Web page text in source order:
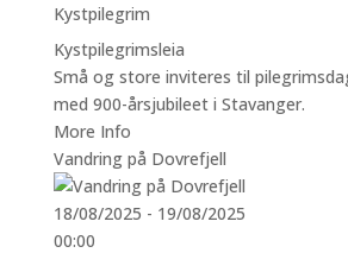
Kystpilegrim
Kystpilegrimsleia
Små og store inviteres til
med 900-årsjubileet i Stavanger.
More Info
Vandring på Dovrefjell
18/08/2025 - 19/08/2025
00:00